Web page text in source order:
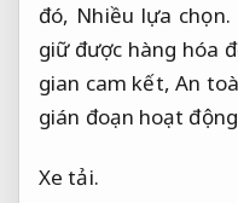
đó, Nhiều lựa chọn.
giữ được hàng hóa
gian cam kết,An
gián đoạn hoạt
Xe tải.